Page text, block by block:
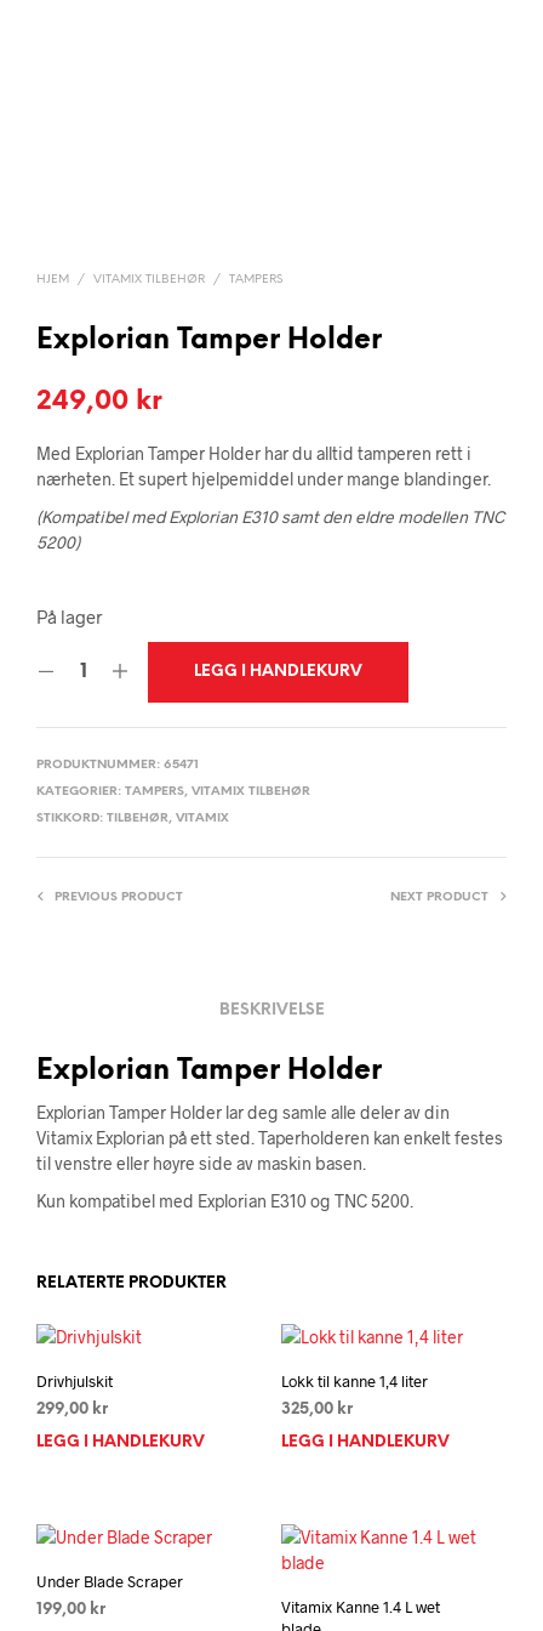
HJEM / VITAMIX TILBEHØR / TAMPERS
Explorian Tamper Holder
249,00 kr
Med Explorian Tamper Holder har du alltid tamperen rett i
nærheten. Et supert hjelpemiddel under mange blandinger.
(Kompatibel med Explorian E310 samt den eldre modellen TNC
5200)
På lager
LEGG I HANDLEKURV
PRODUKTNUMMER: 65471
KATEGORIER: TAMPERS, VITAMIX TILBEHØR
STIKKORD: TILBEHØR, VITAMIX
PREVIOUS PRODUCT NEXT PRODUCT
BESKRIVELSE
Explorian Tamper Holder
Explorian Tamper Holder lar deg samle alle deler av din
Vitamix Explorian på ett sted. Taperholderen kan enkelt festes
til venstre eller høyre side av maskin basen.
Kun kompatibel med Explorian E310 og TNC 5200.
RELATERTE PRODUKTER
Drivhjulskit
299,00 kr
LEGG I HANDLEKURV
Lokk til kanne 1,4 liter
325,00 kr
LEGG I HANDLEKURV
Under Blade Scraper
199,00 kr
Vitamix Kanne 1.4 L wet